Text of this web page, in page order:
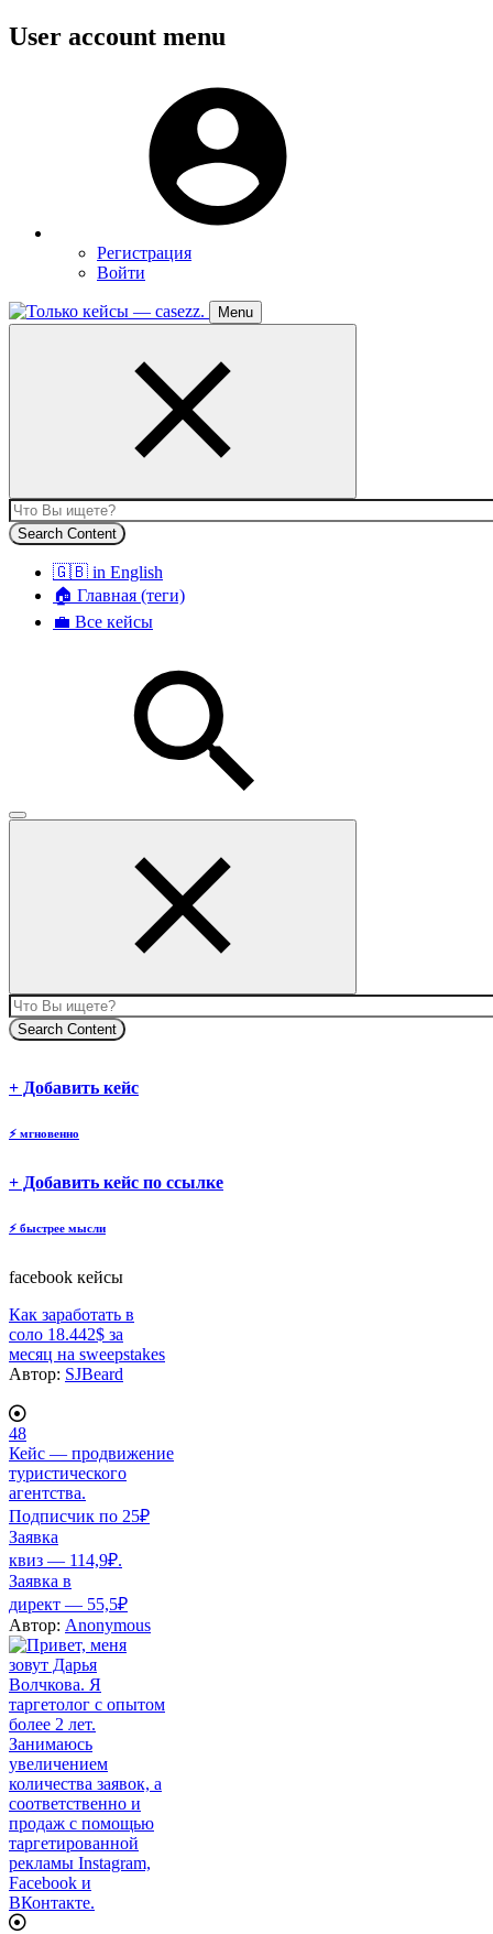
Перейти
к
User account menu
Регистрация
Войти
Menu
Toggle
Search Content
🇬🇧 in English
🏠 Главная (теги)
💼 Все кейсы
Search Content
body
+ Добавить кейс
⚡ мгновенно
body
+ Добавить кейс по ссылке
⚡ быстрее мысли
facebook кейсы
Как заработать в
соло 18.442$ за
месяц на sweepstakes
Автор: SJBeard
48
Кейс — продвижение
туристического
агентства.
Подписчик по 25₽
Заявка
квиз — 114,9₽.
Заявка в
директ — 55,5₽
Автор: Anonymous